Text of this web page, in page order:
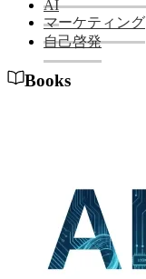
AI
マーケティング
自己啓発
Books